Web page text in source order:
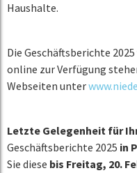
Haushalte.
Die Geschäftsberichte
online zur Verfügung
Webseiten unter
Letzte Gelegenheit für
Geschäftsberichte 2025 in
Sie diese bis Freitag, 20.